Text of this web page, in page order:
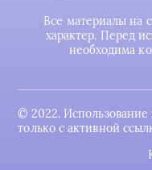
Все материалы на
характер. Перед
необходима
© 2022. Использование
только с активной